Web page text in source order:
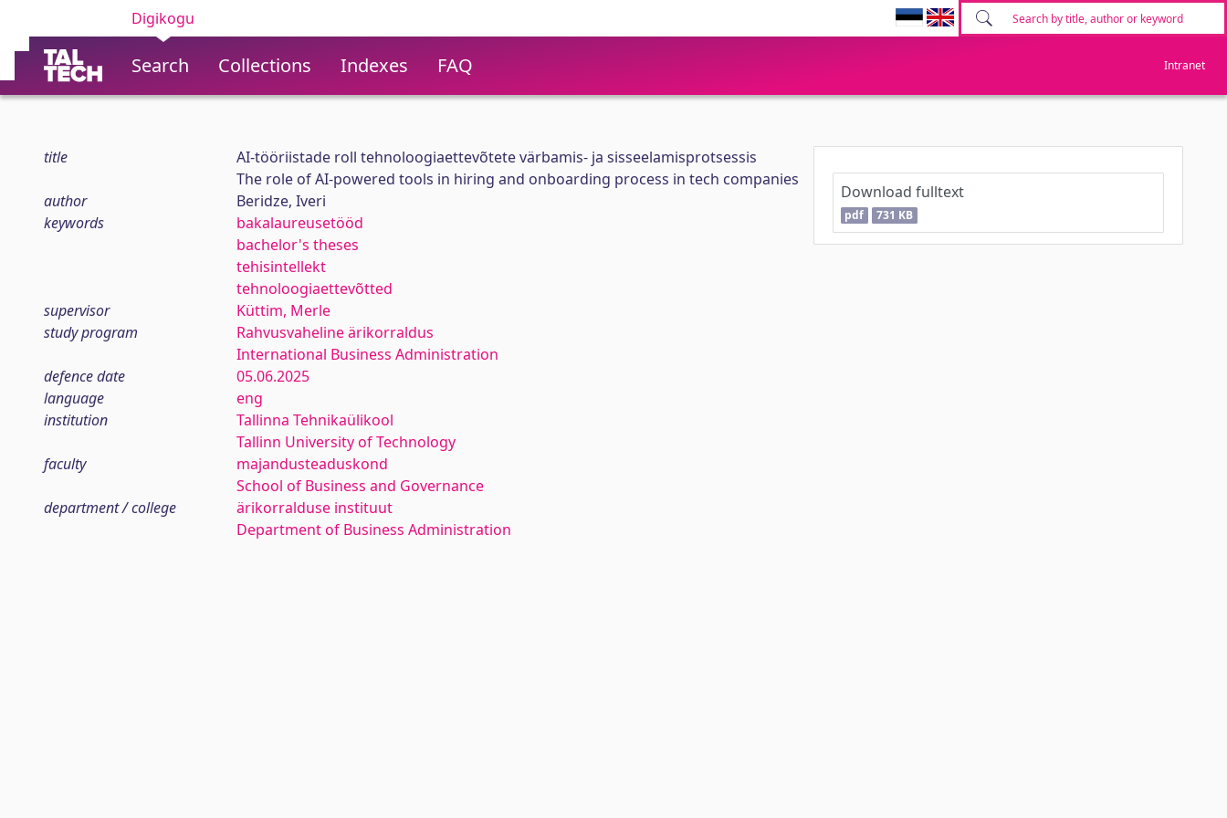
Digikogu
Search Collections Indexes FAQ Intranet
title
AI-tööriistade roll tehnoloogiaettevõtete värbamis- ja sisseelamisprotsessis
The role of AI-powered tools in hiring and onboarding process in tech companies
author
Beridze, Iveri
keywords
bakalaureusetööd
bachelor's theses
tehisintellekt
tehnoloogiaettevõtted
supervisor
Küttim, Merle
study program
Rahvusvaheline ärikorraldus
International Business Administration
defence date
05.06.2025
language
eng
institution
Tallinna Tehnikaülikool
Tallinn University of Technology
faculty
majandusteaduskond
School of Business and Governance
department / college
ärikorralduse instituut
Department of Business Administration
Download fulltext
pdf 731 KB